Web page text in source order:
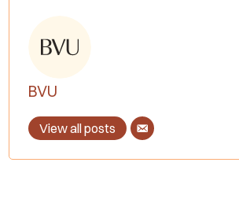
BVU
View all posts